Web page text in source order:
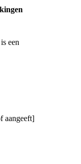
een
aangeeft]